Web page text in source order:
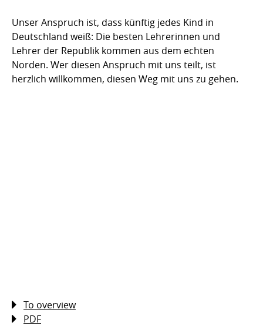
Unser Anspruch ist, dass künftig jedes Kind in
Deutschland weiß: Die besten Lehrerinnen und
Lehrer der Republik kommen aus dem echten
Norden. Wer diesen Anspruch mit uns teilt, ist
herzlich willkommen, diesen Weg mit uns zu gehen.
To overview
PDF